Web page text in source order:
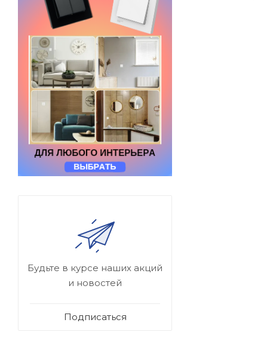
Будьте в курсе наших акций
и новостей
Подписаться